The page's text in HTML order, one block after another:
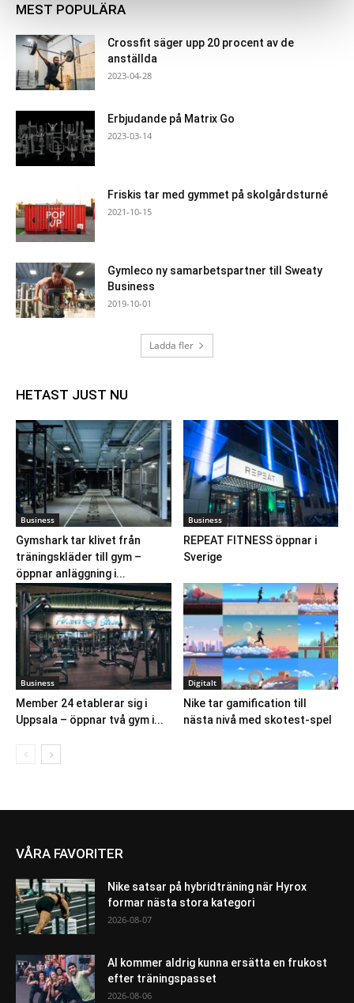
MEST POPULÄRA
Crossfit säger upp 20 procent av de
anställda
2023-04-28
Erbjudande på Matrix Go
2023-03-14
Friskis tar med gymmet på skolgårdsturné
2021-10-15
Gymleco ny samarbetspartner till Sweaty
Business
2019-10-01
Ladda fler
HETAST JUST NU
Business
Gymshark tar klivet från
träningskläder till gym –
öppnar anläggning i...
Business
REPEAT FITNESS öppnar i
Sverige
Business
Member 24 etablerar sig i
Uppsala – öppnar två gym i...
Digitalt
Nike tar gamification till
nästa nivå med skotest-spel
VÅRA FAVORITER
Nike satsar på hybridträning när Hyrox
formar nästa stora kategori
2026-08-07
AI kommer aldrig kunna ersätta en frukost
efter träningspasset
2026-08-06